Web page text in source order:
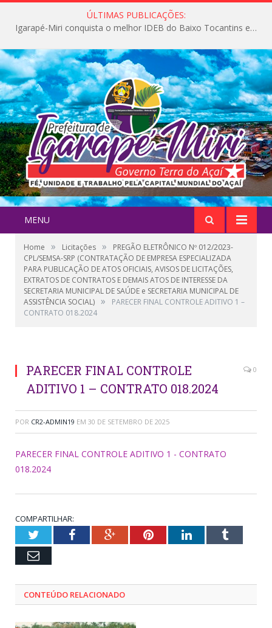
ÚLTIMAS PUBLICAÇÕES:
Igarapé-Miri conquista o melhor IDEB do Baixo Tocantins e avança na qualidade da educação pública
MENU
Home » Licitações »
PREGÃO ELETRÔNICO Nº 012/2023-
CPL/SEMSA-SRP (CONTRATAÇÃO DE EMPRESA ESPECIALIZADA
PARA PUBLICAÇÃO DE ATOS OFICIAIS, AVISOS DE LICITAÇÕES,
EXTRATOS DE CONTRATOS E DEMAIS ATOS DE INTERESSE DA
SECRETARIA MUNICIPAL DE SAÚDE e SECRETARIA MUNICIPAL DE
ASSISTÊNCIA SOCIAL) »
PARECER FINAL CONTROLE ADITIVO 1 –
CONTRATO 018.2024
PARECER FINAL CONTROLE
ADITIVO 1 – CONTRATO 018.2024
0
POR CR2-ADMIN19 EM 30 DE SETEMBRO DE 2025
PARECER FINAL CONTROLE ADITIVO 1 - CONTRATO
018.2024
COMPARTILHAR:
TwitterFacebookGoogle+PinterestLinkedInTumblr
Email
CONTEÚDO RELACIONADO